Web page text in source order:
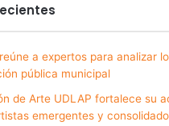
a expertos para analizar
pública municipal
de Arte UDLAP fortalece su
emergentes y